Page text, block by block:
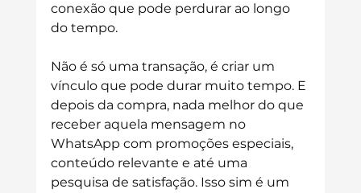
conexão que pode perdurar ao longo
do tempo.
Não é só uma transação, é criar um
vínculo que pode durar muito tempo. E
depois da compra, nada melhor do que
receber aquela mensagem no
WhatsApp com promoções especiais,
conteúdo relevante e até uma
pesquisa de satisfação. Isso sim é um